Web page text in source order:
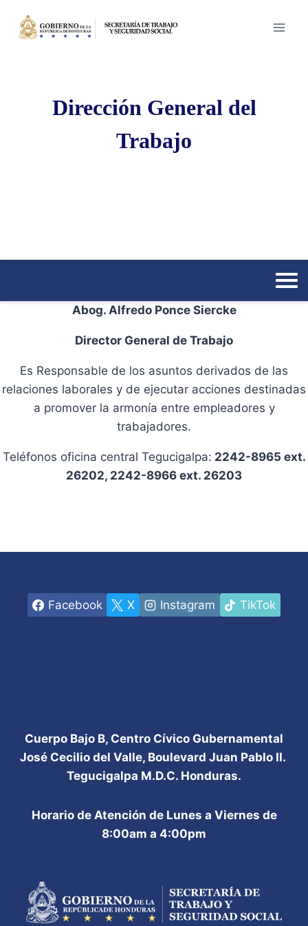
Dirección General del
Trabajo
Abog. Alfredo Ponce Siercke
Director General de Trabajo
Es Responsable de los asuntos derivados de las
relaciones laborales y de ejecutar acciones destinadas
a promover la armonía entre empleadores y
trabajadores.
Teléfonos oficina central Tegucigalpa: 2242-8965 ext.
26202, 2242-8966 ext. 26203
Facebook X Instagram TikTok
Cuerpo Bajo B, Centro Cívico Gubernamental
José Cecilio del Valle, Boulevard Juan Pablo II.
Tegucigalpa M.D.C. Honduras.
Horario de Atención de Lunes a Viernes de
8:00am a 4:00pm